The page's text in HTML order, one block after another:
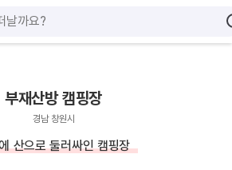
부재산방 캠핑장
경남 창원시
산으로 둘러싸인 캠핑장